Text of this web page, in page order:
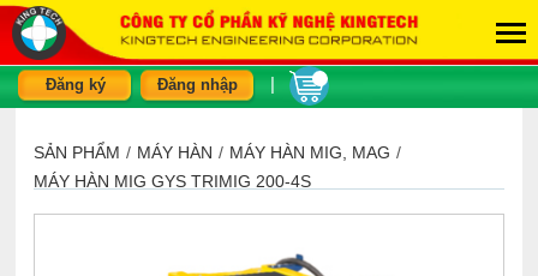
Đăng ký Đăng nhập
SẢN PHẨM / MÁY HÀN / MÁY HÀN MIG, MAG /
MÁY HÀN MIG GYS TRIMIG 200-4S